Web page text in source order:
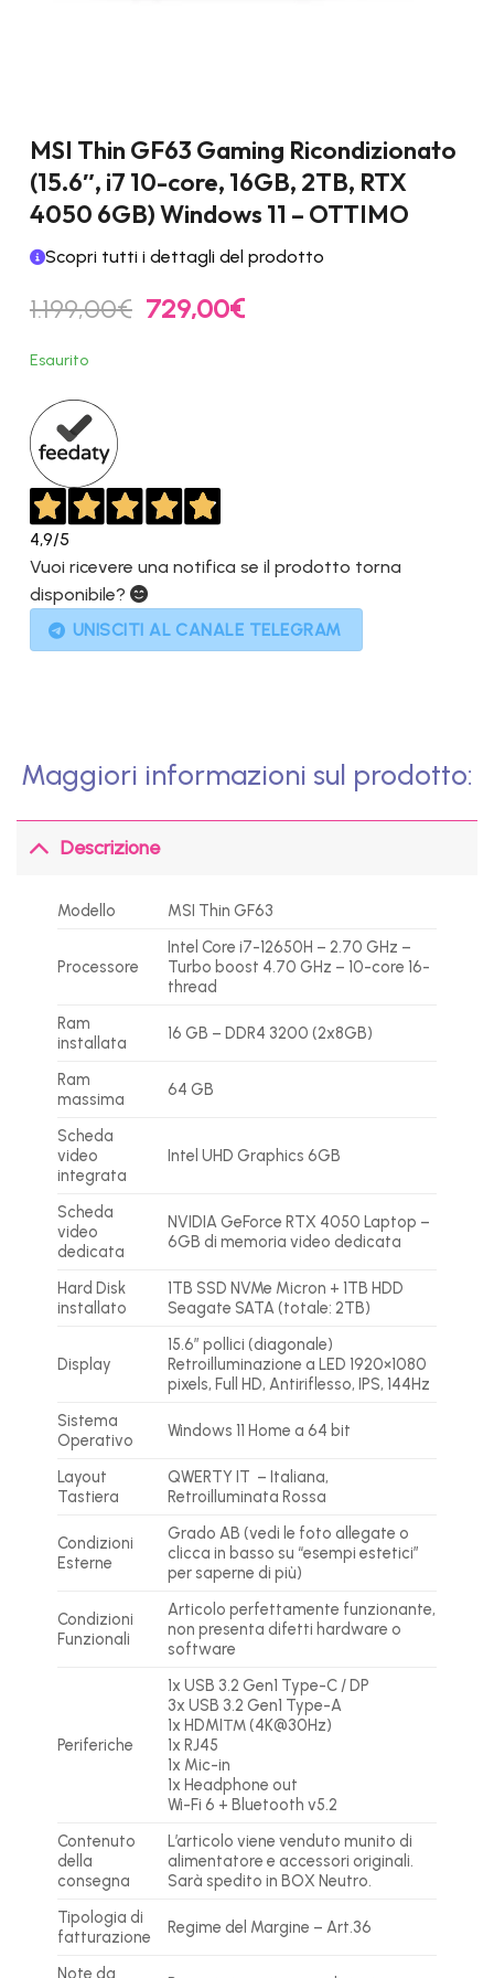
MSI Thin GF63 Gaming Ricondizionato
(15.6″, i7 10-core, 16GB, 2TB, RTX
4050 6GB) Windows 11 – OTTIMO
Scopri tutti i dettagli del prodotto
1.199,00€ Il
prezzo
729,00€Il
Esaurito
4,9/5
Vuoi ricevere una notifica se il prodotto torna
disponibile?
UNISCITI AL CANALE TELEGRAM
Maggiori informazioni sul prodotto:
Descrizione
Modello MSI Thin GF63
Processore
Intel Core i7-12650H – 2.70 GHz –
Turbo boost 4.70 GHz – 10-core 16-
thread
Ram
installata
16 GB – DDR4 3200 (2x8GB)
Ram
massima
64 GB
Scheda
video
integrata
Intel UHD Graphics 6GB
Scheda
video
dedicata
NVIDIA GeForce RTX 4050 Laptop –
6GB di memoria video dedicata
Hard Disk
installato
1TB SSD NVMe Micron + 1TB HDD
Seagate SATA (totale: 2TB)
Display
15.6″ pollici (diagonale)
Retroilluminazione a LED 1920×1080
pixels, Full HD, Antiriflesso, IPS, 144Hz
Sistema
Operativo
Windows 11 Home a 64 bit
Layout
Tastiera
QWERTY IT – Italiana,
Retroilluminata Rossa
Condizioni
Esterne
Grado AB (vedi le foto allegate o
clicca in basso su “esempi estetici”
per saperne di più)
Condizioni
Funzionali
Articolo perfettamente funzionante,
non presenta difetti hardware o
software
Periferiche
1x USB 3.2 Gen1 Type-C / DP
3x USB 3.2 Gen1 Type-A
1x HDMI™ (4K@30Hz)
1x RJ45
1x Mic-in
1x Headphone out
Wi-Fi 6 + Bluetooth v5.2
Contenuto
della
consegna
L’articolo viene venduto munito di
alimentatore e accessori originali.
Sarà spedito in BOX Neutro.
Tipologia di
fatturazione
Regime del Margine – Art.36
Note da